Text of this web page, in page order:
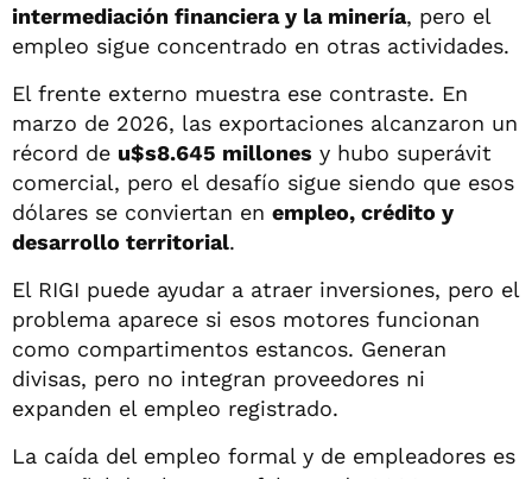
intermediación financiera y la minería, pero el
empleo sigue concentrado en otras actividades.
El frente externo muestra ese contraste. En
marzo de 2026, las exportaciones alcanzaron un
récord de u$s8.645 millones y hubo superávit
comercial, pero el desafío sigue siendo que esos
dólares se conviertan en empleo, crédito y
desarrollo territorial.
El RIGI puede ayudar a atraer inversiones, pero el
problema aparece si esos motores funcionan
como compartimentos estancos. Generan
divisas, pero no integran proveedores ni
expanden el empleo registrado.
La caída del empleo formal y de empleadores es